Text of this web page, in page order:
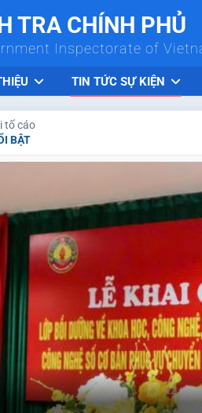
TRA CHÍNH PHỦ
Inspectorate of
TIN TỨC SỰ KIỆN
tố cáo
BẬT
phủ làm việc với Thanh tra tỉnh